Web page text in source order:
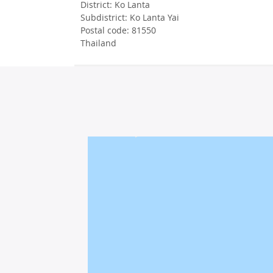
District: Ko Lanta
Subdistrict: Ko Lanta Yai
Postal code: 81550
Thailand